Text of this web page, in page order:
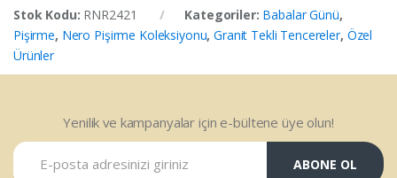
Stok Kodu: RNR2421 Kategoriler: Babalar Günü,
Pişirme, Nero Pişirme Koleksiyonu,Granit Tekli Tencereler, Özel
Ürünler
Yenilik ve kampanyalar için e-bültene üye olun!
ABONE OL